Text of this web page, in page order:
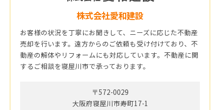
株式会社愛和建設
お客様の状況を丁寧にお聞きして、ニーズに応じた不動産
売却を行います。遠方からのご依頼も受け付けており、不
動産の解体やリフォームにも対応しています。不動産に関
するご相談を寝屋川市で承っております。
〒572-0029
大阪府寝屋川市寿町17-1